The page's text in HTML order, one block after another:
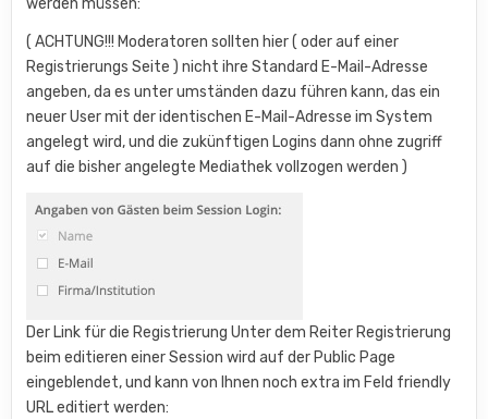
werden müssen:
( ACHTUNG!!! Moderatoren sollten hier ( oder auf einer
Registrierungs Seite ) nicht ihre Standard E-Mail-Adresse
angeben, da es unter umständen dazu führen kann, das ein
neuer User mit der identischen E-Mail-Adresse im System
angelegt wird, und die zukünftigen Logins dann ohne zugriff
auf die bisher angelegte Mediathek vollzogen werden )
Der Link für die Registrierung Unter dem Reiter Registrierung
beim editieren einer Session wird auf der Public Page
eingeblendet, und kann von Ihnen noch extra im Feld friendly
URL editiert werden: